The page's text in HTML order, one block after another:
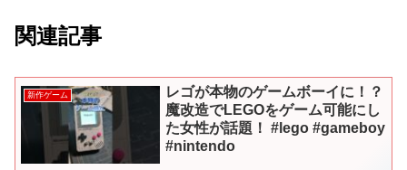
関連記事
新作ゲーム
レゴが本物のゲームボーイに！？
魔改造でLEGOをゲーム可能にし
た女性が話題！ #lego #gameboy
#nintendo